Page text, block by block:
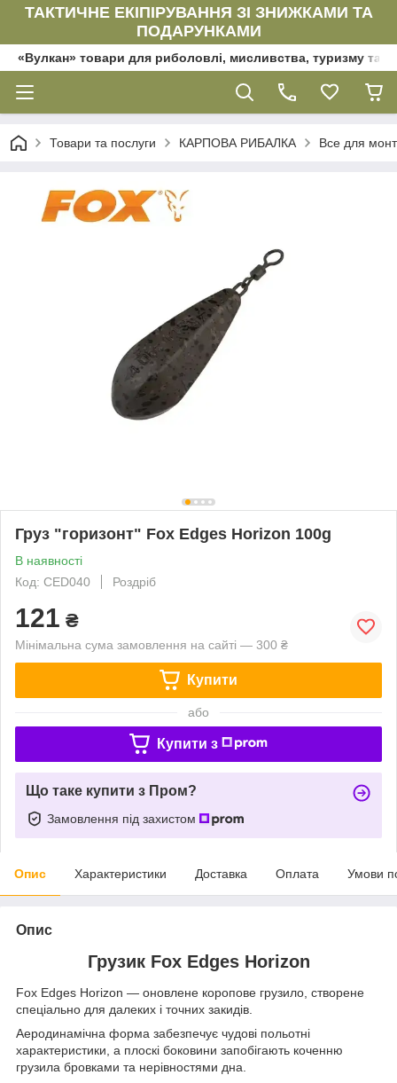
ТАКТИЧНЕ ЕКІПІРУВАННЯ ЗІ ЗНИЖКАМИ ТА
ПОДАРУНКАМИ
«Вулкан» товари для риболовлі, мисливства, туризму та
Товари та послуги КАРПОВА РИБАЛКА Все для
Груз "горизонт" Fox Edges Horizon 100g
В наявності
Код: CED040
Роздріб
121 ₴
Мінімальна сума замовлення на сайті — 300 ₴
Купити
або
Купити з
Що таке купити з Пром?
Замовлення під захистом
Опис Характеристики Доставка Оплата Умови
Опис
Грузик Fox Edges Horizon
Fox Edges Horizon — оновлене коропове грузило, створене
спеціально для далеких і точних закидів.
Аеродинамічна форма забезпечує чудові польотні
характеристики, а плоскі боковини запобігають коченню
грузила бровками та нерівностями дна.